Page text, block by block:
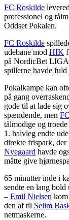
FC Roskilde
professionel og
Oddset Pokalen.
FC Roskilde
udebane mod HIK
på NordicBet
spillerne havde fuld
Pokalkampe kan
på gang
gode til at lade sig
spændende, men
tålmodige og
1. halvleg endte
direkte frispark, der
Nyegaard havde
måtte give
65 minutter inde i
sendte en lang
– Emil Nielsen
den af til Selim
netmaskerne.